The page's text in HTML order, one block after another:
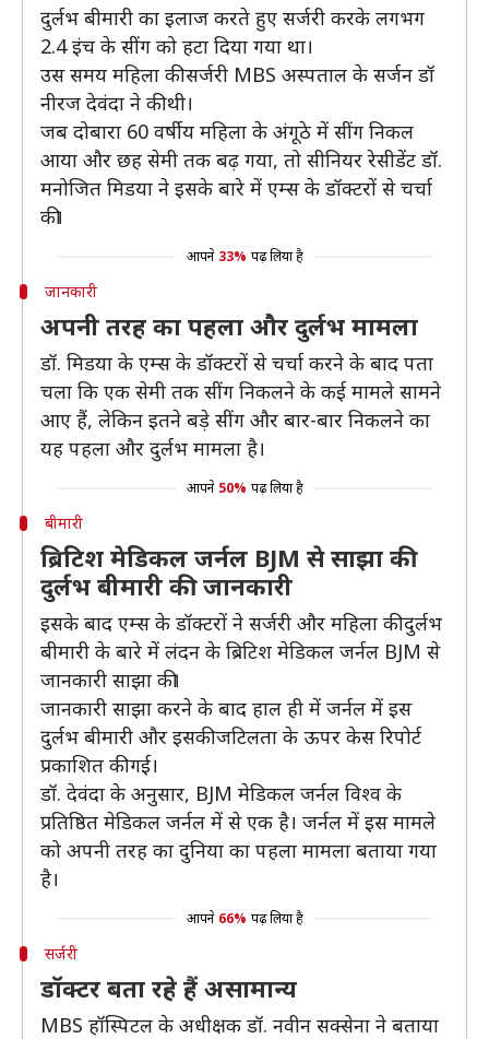
दुर्लभ बीमारी का इलाज करते हुए सर्जरी करके लगभग
2.4 इंच के सींग को हटा दिया गया था।
उस समय महिला की सर्जरी MBS अस्पताल के सर्जन डॉ
नीरज देवंदा ने की थी।
जब दोबारा 60 वर्षीय महिला के अंगूठे में सींग निकल
आया और छह सेमी तक बढ़ गया, तो सीनियर रेसीडेंट डॉ.
मनोजित मिडया ने इसके बारे में एम्स के डॉक्टरों से चर्चा
की।
आपने 33% पढ़ लिया है
जानकारी
अपनी तरह का पहला और दुर्लभ मामला
डॉ. मिडया के एम्स के डॉक्टरों से चर्चा करने के बाद पता
चला कि एक सेमी तक सींग निकलने के कई मामले सामने
आए हैं, लेकिन इतने बड़े सींग और बार-बार निकलने का
यह पहला और दुर्लभ मामला है।
आपने 50% पढ़ लिया है
बीमारी
ब्रिटिश मेडिकल जर्नल BJM से साझा की
दुर्लभ बीमारी की जानकारी
इसके बाद एम्स के डॉक्टरों ने सर्जरी और महिला की दुर्लभ
बीमारी के बारे में लंदन के ब्रिटिश मेडिकल जर्नल BJM से
जानकारी साझा की।
जानकारी साझा करने के बाद हाल ही में जर्नल में इस
दुर्लभ बीमारी और इसकी जटिलता के ऊपर केस रिपोर्ट
प्रकाशित की गई।
डॉ. देवंदा के अनुसार, BJM मेडिकल जर्नल विश्व के
प्रतिष्ठित मेडिकल जर्नल में से एक है। जर्नल में इस मामले
को अपनी तरह का दुनिया का पहला मामला बताया गया
है।
आपने 66% पढ़ लिया है
सर्जरी
डॉक्टर बता रहे हैं असामान्य
MBS हॉस्पिटल के अधीक्षक डॉ. नवीन सक्सेना ने बताया